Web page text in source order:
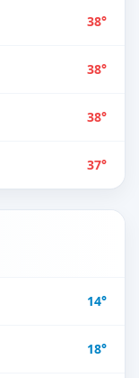
38°
38°
38°
37°
14°
18°